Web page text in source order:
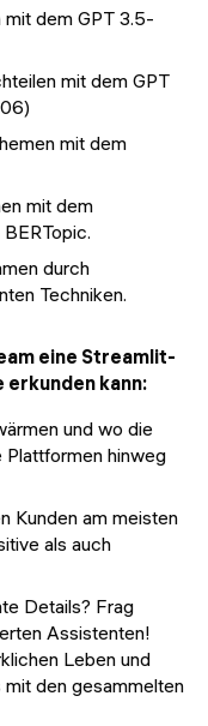
mit dem GPT 3.5-
mit dem GPT
mit dem
mit dem
durch
Techniken.
eine Streamlit-
erkunden kann:
und wo die
hinweg
Kunden am meisten
als auch
Details? Frag
Assistenten!
Leben und
mit den gesammelten